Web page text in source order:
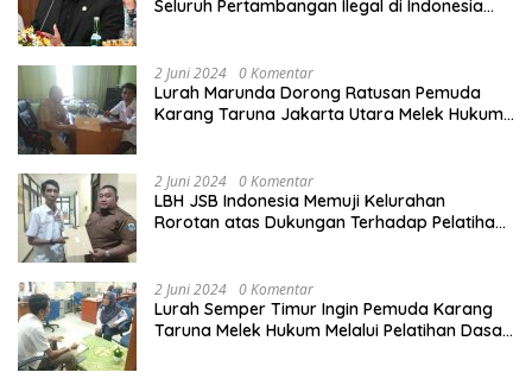
Seluruh Pertambangan Ilegal di Indonesia
2 Juni 2024 0 Komentar
Lurah Marunda Dorong Ratusan Pemuda
Karang Taruna Jakarta Utara Melek Hukum
2 Juni 2024 0 Komentar
LBH JSB Indonesia Memuji Kelurahan
Rorotan atas Dukungan Terhadap Pelatihan
2 Juni 2024 0 Komentar
Lurah Semper Timur Ingin Pemuda Karang
Taruna Melek Hukum Melalui Pelatihan Dasar